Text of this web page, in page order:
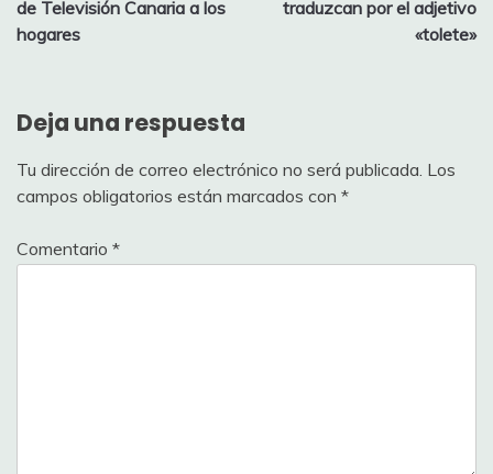
entradas
de Televisión Canaria a los
hogares
traduzcan por el adjetivo
«tolete»
Deja una respuesta
Tu dirección de correo electrónico no será publicada. Los
campos obligatorios están marcados con *
Comentario *